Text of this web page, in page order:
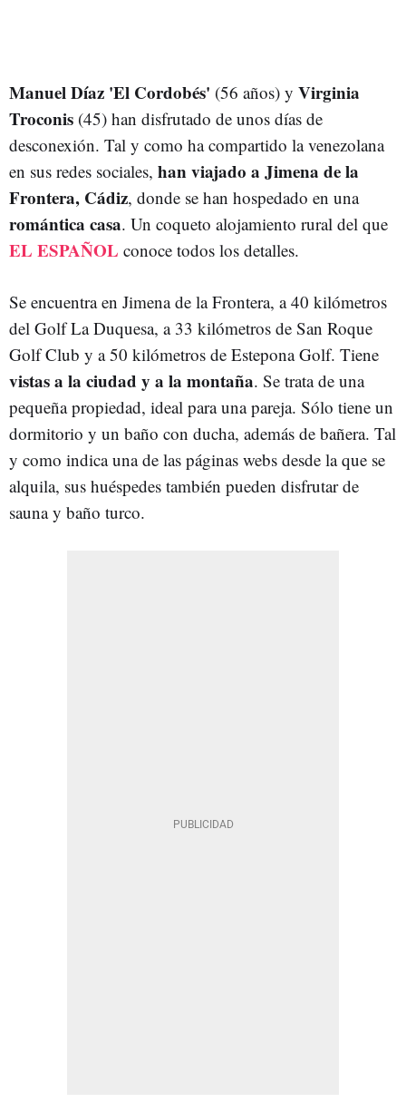
Manuel Díaz 'El Cordobés' (56 años) y Virginia
Troconis (45) han disfrutado de unos días de
desconexión. Tal y como ha compartido la venezolana
en sus redes sociales, han viajado a Jimena de la
Frontera, Cádiz, donde se han hospedado en una
romántica casa. Un coqueto alojamiento rural del que
EL ESPAÑOL conoce todos los detalles.
Se encuentra en Jimena de la Frontera, a 40 kilómetros
del Golf La Duquesa, a 33 kilómetros de San Roque
Golf Club y a 50 kilómetros de Estepona Golf. Tiene
vistas a la ciudad y a la montaña. Se trata de una
pequeña propiedad, ideal para una pareja. Sólo tiene un
dormitorio y un baño con ducha, además de bañera. Tal
y como indica una de las páginas webs desde la que se
alquila, sus huéspedes también pueden disfrutar de
sauna y baño turco.